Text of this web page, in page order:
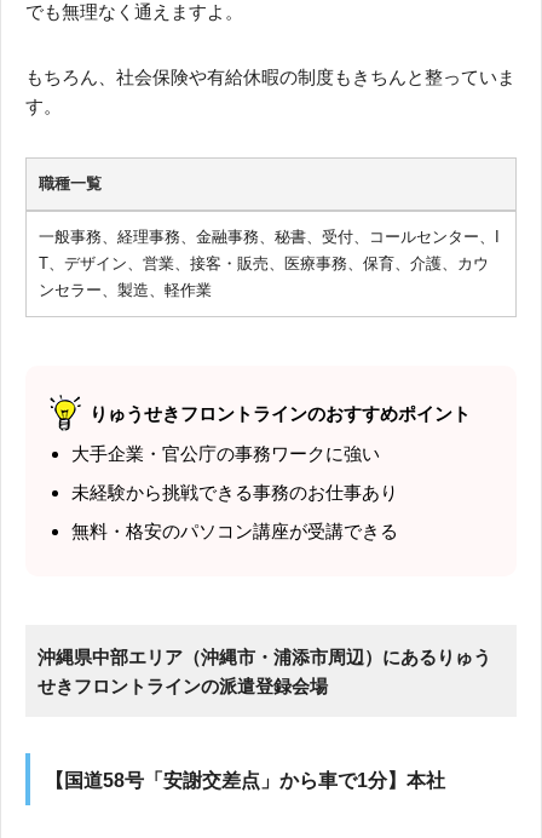
でも無理なく通えますよ。
もちろん、社会保険や有給休暇の制度もきちんと整っていま
す。
職種一覧
一般事務、経理事務、金融事務、秘書、受付、コールセンター、I
T、デザイン、営業、接客・販売、医療事務、保育、介護、カウ
ンセラー、製造、軽作業
りゅうせきフロントラインのおすすめポイント
大手企業・官公庁の事務ワークに強い
未経験から挑戦できる事務のお仕事あり
無料・格安のパソコン講座が受講できる
沖縄県中部エリア（沖縄市・浦添市周辺）にあるりゅう
せきフロントラインの派遣登録会場
【国道58号「安謝交差点」から車で1分】本社